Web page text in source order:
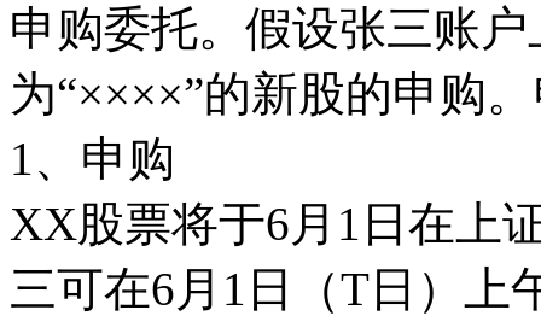
申购委托。假设张三账
为“××××”的新股的申购
1、申购
XX股票将于6月1日在上
三可在6月1日（T日）上